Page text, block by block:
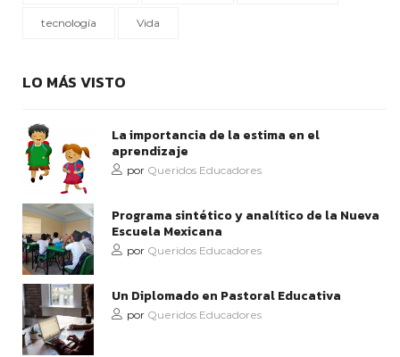
tecnología Vida
LO MÁS VISTO
La importancia de la estima en el
aprendizaje
por Queridos Educadores
Programa sintético y analítico de la Nueva
Escuela Mexicana
por Queridos Educadores
Un Diplomado en Pastoral Educativa
por Queridos Educadores